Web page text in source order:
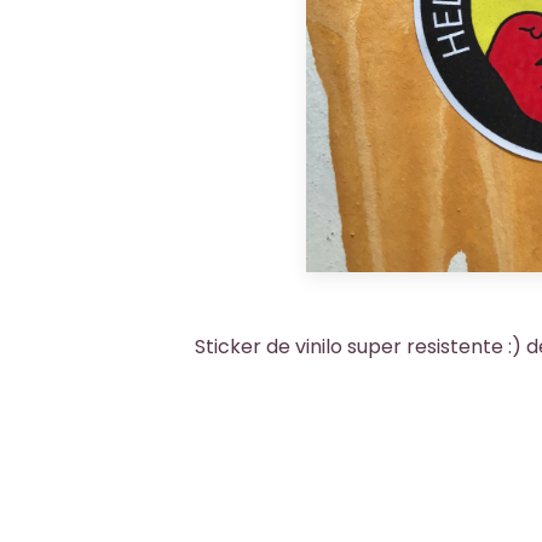
Sticker de vinilo super resistente :)